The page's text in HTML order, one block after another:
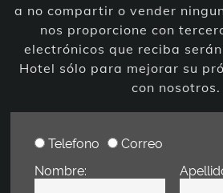
a no compartir o vender
nos proporcione con
electrónicos que reciba
Hotel sólo para mejorar su
con nosotros.
Telefono
Correo
Nombre: